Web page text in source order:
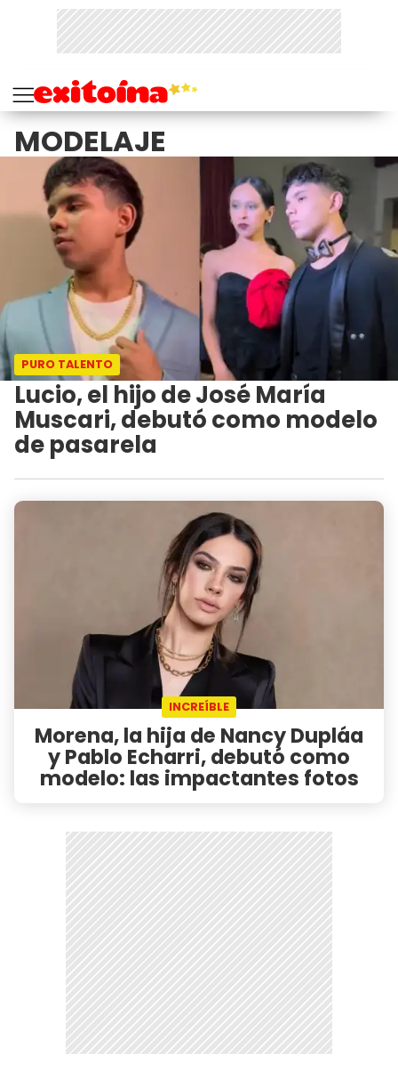
MODELAJE
PURO TALENTO
Lucio, el hijo de José María
Muscari, debutó como modelo
de pasarela
INCREÍBLE
Morena, la hija de Nancy Dupláa
y Pablo Echarri, debutó como
modelo: las impactantes fotos